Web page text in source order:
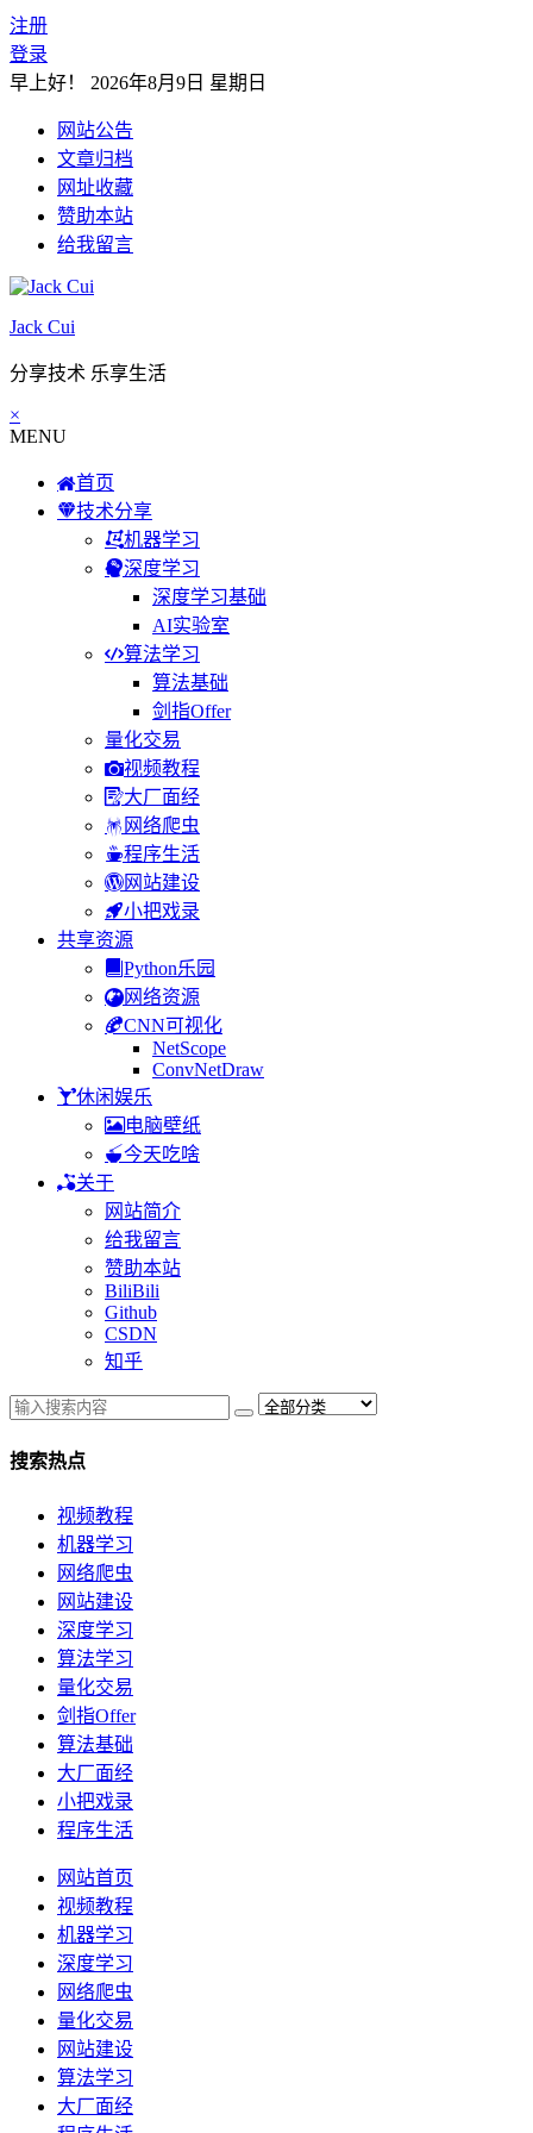
注册
登录
早上好！ 2026年8月9日 星期日
网站公告
文章归档
网址收藏
赞助本站
给我留言
Jack Cui
分享技术 乐享生活
×
MENU
首页
技术分享
机器学习
深度学习
深度学习基础
AI实验室
算法学习
算法基础
剑指Offer
量化交易
视频教程
大厂面经
网络爬虫
程序生活
网站建设
小把戏录
共享资源
Python乐园
网络资源
CNN可视化
NetScope
ConvNetDraw
休闲娱乐
电脑壁纸
今天吃啥
关于
网站简介
给我留言
赞助本站
BiliBili
Github
CSDN
知乎
搜索热点
视频教程
机器学习
网络爬虫
网站建设
深度学习
算法学习
量化交易
剑指Offer
算法基础
大厂面经
小把戏录
程序生活
网站首页
视频教程
机器学习
深度学习
网络爬虫
量化交易
网站建设
算法学习
大厂面经